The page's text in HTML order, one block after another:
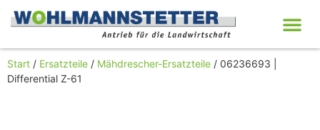
Start / Ersatzteile / Mähdrescher-Ersatzteile / 06236693 |
Differential Z-61